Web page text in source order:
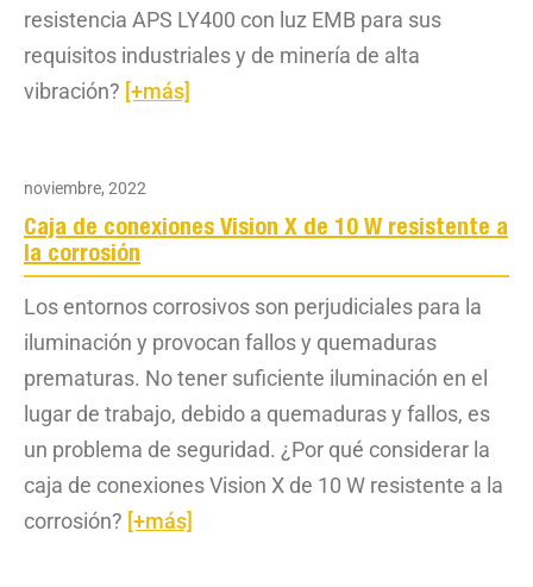
resistencia APS LY400 con luz EMB para sus
requisitos industriales y de minería de alta
vibración? [+más]
noviembre, 2022
Caja de conexiones Vision X de 10 W resistente a
la corrosión
Los entornos corrosivos son perjudiciales para la
iluminación y provocan fallos y quemaduras
prematuras. No tener suficiente iluminación en el
lugar de trabajo, debido a quemaduras y fallos, es
un problema de seguridad. ¿Por qué considerar la
caja de conexiones Vision X de 10 W resistente a la
corrosión? [+más]